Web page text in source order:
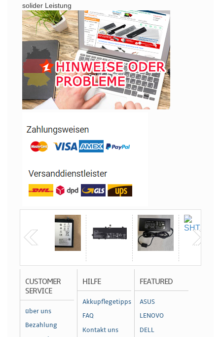
solider Leistung
CUSTOMER
SERVICE
über uns
Bezahlung
HILFE
Akkupflegetipps
FAQ
Kontakt uns
FEATURED
ASUS
LENOVO
DELL